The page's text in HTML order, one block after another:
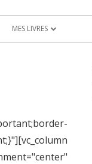
MES LIVRES